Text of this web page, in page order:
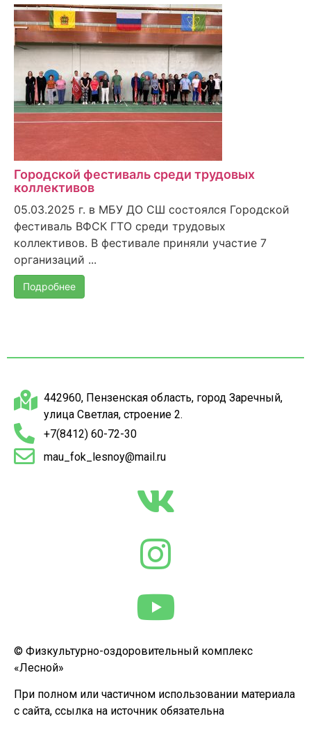
Городской фестиваль среди трудовых
коллективов
05.03.2025 г. в МБУ ДО СШ состоялся Городской
фестиваль ВФСК ГТО среди трудовых
коллективов. В фестивале приняли участие 7
организаций ...
Подробнее
442960, Пензенская область, город Заречный,
улица Светлая, строение 2.
+7(8412) 60-72-30
mau_fok_lesnoy@mail.ru
© Физкультурно-оздоровительный комплекс
«Лесной»
При полном или частичном использовании материала
с сайта, ссылка на источник обязательна